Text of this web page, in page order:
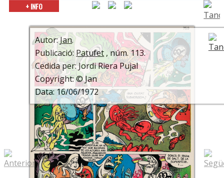
Inici
Jan
+ INFO
Autor:Jan.
Publicació:Patufet , núm. 113.
Cedida per: Jordi Riera Pujal
Copyright: © Jan
Data: 16/06/1972